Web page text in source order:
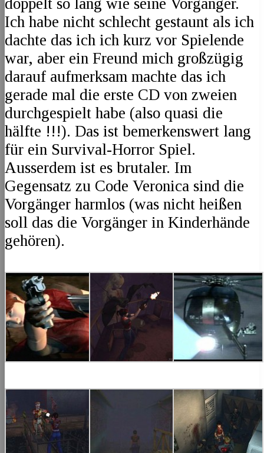
Ich habe nicht schlecht gestaunt als ich
dachte das ich ich kurz vor Spielende
war, aber ein Freund mich großzügig
darauf aufmerksam machte das ich
gerade mal die erste CD von zweien
durchgespielt habe (also quasi die
hälfte !!!). Das ist bemerkenswert lang
für ein Survival-Horror Spiel.
Ausserdem ist es brutaler. Im
Gegensatz zu Code Veronica sind die
Vorgänger harmlos (was nicht heißen
soll das die Vorgänger in Kinderhände
gehören).